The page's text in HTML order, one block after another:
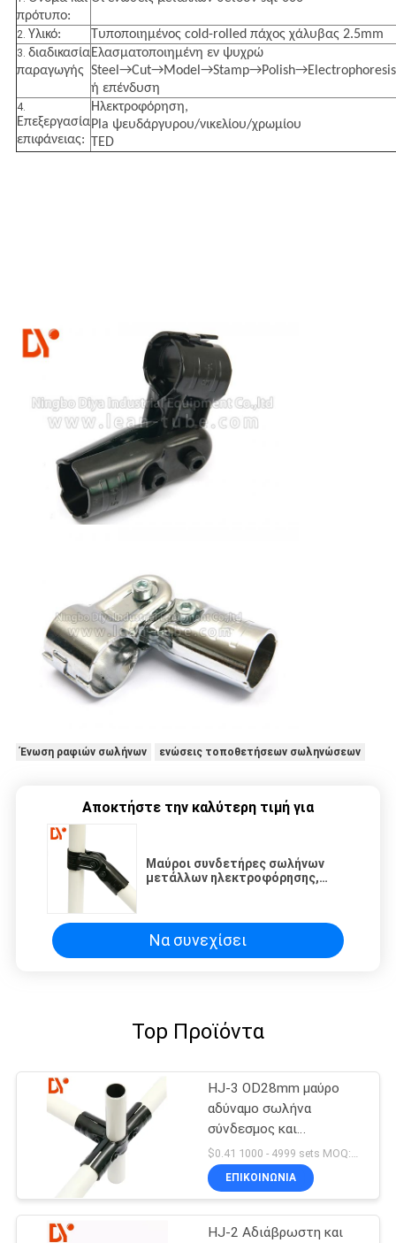
πρότυπο:
2. Υλικό: Τυποποιημένος cold-rolled πάχος χάλυβας 2.5mm
3. διαδικασία
παραγωγής
Ελασματοποιημένη εν ψυχρώ
Steel→Cut→Model→Stamp→Polish→Electrophoresis
ή επένδυση
4.
Επεξεργασία
επιφάνειας:
Ηλεκτροφόρηση,
Pla ψευδάργυρου/νικελίου/χρωμίου
TED
Ένωση ραφιών σωλήνων ενώσεις τοποθετήσεων σωληνώσεων
Αποκτήστε την καλύτερη τιμή για
Μαύροι συνδετήρες σωλήνων
μετάλλων ηλεκτροφόρησης,
Να συνεχίσει
Top Προϊόντα
HJ-3 OD28mm μαύρο
αδύναμο σωλήνα
σύνδεσμος και
μεταλλικές αρθρώσεις
για αδύναμο σωλήνα
ΕΠΙΚΟΙΝΩΝΊΑ
HJ-2 Αδιάβρωστη και